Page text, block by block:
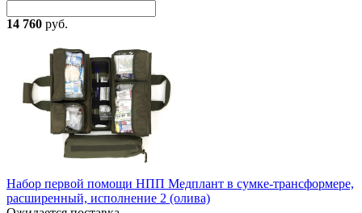
14 760 руб.
Набор первой помощи НПП Медплант в сумке-трансформере,
расширенный, исполнение 2 (олива)